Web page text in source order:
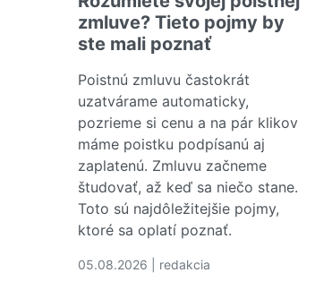
zmluve? Tieto pojmy by
ste mali poznať
Poistnú zmluvu častokrát
uzatvárame automaticky,
pozrieme si cenu a na pár klikov
máme poistku podpísanú aj
zaplatenú. Zmluvu začneme
študovať, až keď sa niečo stane.
Toto sú najdôležitejšie pojmy,
ktoré sa oplatí poznať.
05.08.2026 | redakcia